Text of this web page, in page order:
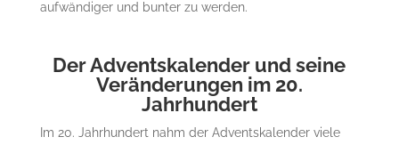
aufwändiger und bunter zu werden.
Der Adventskalender und seine
Veränderungen im 20.
Jahrhundert
Im 20. Jahrhundert nahm der Adventskalender viele